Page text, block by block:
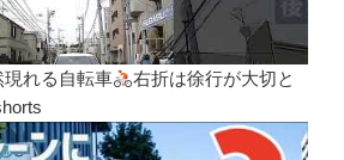
れる自転車
右折は徐行が大切と